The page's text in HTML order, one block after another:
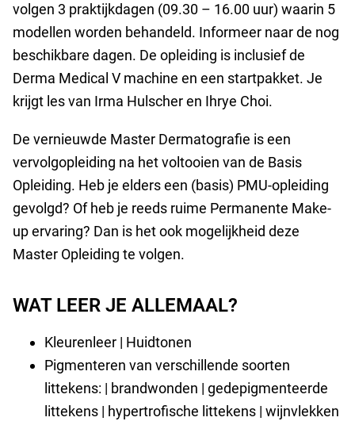
volgen 3 praktijkdagen (09.30 – 16.00 uur) waarin 5
modellen worden behandeld. Informeer naar de nog
beschikbare dagen. De opleiding is inclusief de
Derma Medical V machine en een startpakket. Je
krijgt les van Irma Hulscher en Ihrye Choi.
De vernieuwde Master Dermatografie is een
vervolgopleiding na het voltooien van de Basis
Opleiding. Heb je elders een (basis) PMU-opleiding
gevolgd? Of heb je reeds ruime Permanente Make-
up ervaring? Dan is het ook mogelijkheid deze
Master Opleiding te volgen.
WAT LEER JE ALLEMAAL?
Kleurenleer | Huidtonen
Pigmenteren van verschillende soorten
littekens: | brandwonden | gedepigmenteerde
littekens | hypertrofische littekens | wijnvlekken